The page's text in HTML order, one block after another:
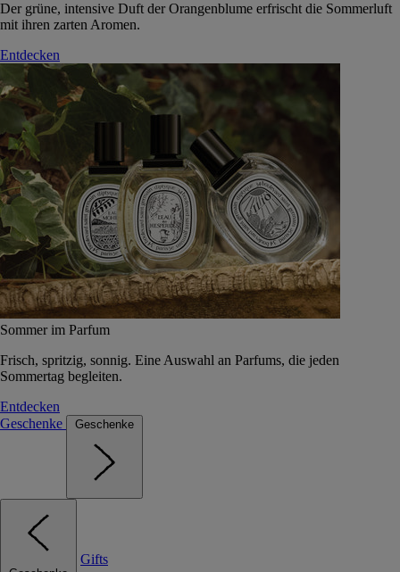
Der grüne, intensive Duft der Orangenblume erfrischt die Sommerluft
mit ihren zarten Aromen.
Entdecken
Sommer im Parfum
Frisch, spritzig, sonnig. Eine Auswahl an Parfums, die jeden
Sommertag begleiten.
Entdecken
Geschenke
Geschenke
Gifts